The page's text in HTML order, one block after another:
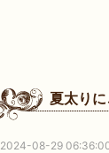
夏太りに
2024-08-29